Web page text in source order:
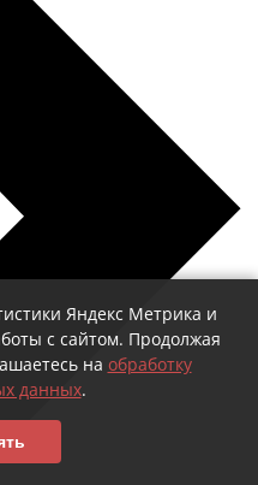
Яндекс Метрика и
с сайтом. Продолжая
на обработку
данных.